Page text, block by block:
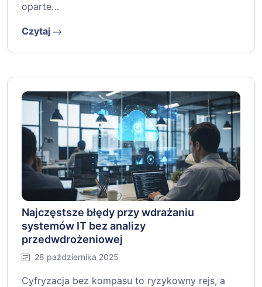
oparte…
Czytaj
Najczęstsze błędy przy wdrażaniu
systemów IT bez analizy
przedwdrożeniowej
28 października 2025
Cyfryzacja bez kompasu to ryzykowny rejs, a